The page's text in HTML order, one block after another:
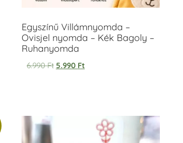
Egyszínű Villámnyomda –
Ovisjel nyomda – Kék Bagoly –
Ruhanyomda
6.990Ft 5.990 Ft